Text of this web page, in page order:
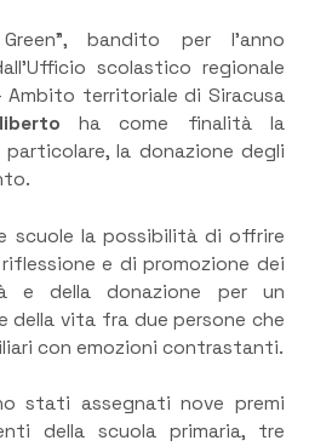
bandito per l’anno
scolastico regionale
Ambito territoriale di Siracusa
ha come finalità la
la donazione degli
scuole la possibilità di offrire
e di promozione dei
e della donazione per un
della vita fra due persone che
con emozioni contrastanti.
stati assegnati nove premi
della scuola primaria, tre